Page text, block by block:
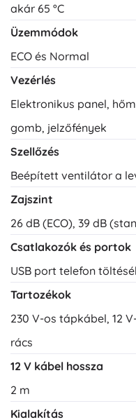
akár 65 °C
Üzemmódok
ECO és Normal
Vezérlés
Elektronikus panel,
gomb, jelzőfények
Szellőzés
Beépített ventilátor a
Zajszint
26 dB (ECO), 39 dB
Csatlakozók és portok
USB port telefon
Tartozékok
230 V-os tápkábel, 12
rács
12 V kábel hossza
2 m
Kialakítás